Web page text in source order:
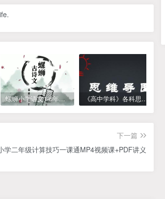
螺蛳小学语文1-6年级《小学古诗文》课程视频 《高中学科》各科思维导图
下一篇
学二年级计算技巧一课通MP4视频课+PDF讲义